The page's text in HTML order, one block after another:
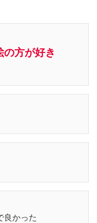
方が好き
良かった